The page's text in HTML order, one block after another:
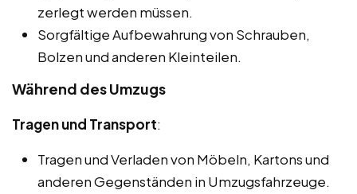
zerlegt werden müssen.
Sorgfältige Aufbewahrung von Schrauben,
Bolzen und anderen Kleinteilen.
Während des Umzugs
Tragen und Transport:
Tragen und Verladen von Möbeln, Kartons und
anderen Gegenständen in Umzugsfahrzeuge.